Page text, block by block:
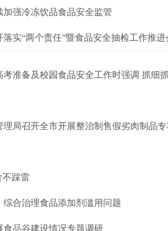
加强冷冻饮品食品安全监管
实“两个责任”暨食品安全抽检工作推进
考准备及校园食品安全工作时强调 抓细
理局召开全市开展整治制售假劣肉制品
不踩雷
综合治理食品添加剂滥用问题
食品谷建设情况专题调研